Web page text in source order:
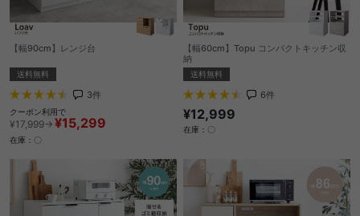
【幅90cm】レンジ台
送料無料
3件
クーポン利用で
¥17,999→ ¥15,299
在庫：〇
【幅60cm】Topu コンパクトキッチン収
納
送料無料
6件
¥12,999
在庫：〇